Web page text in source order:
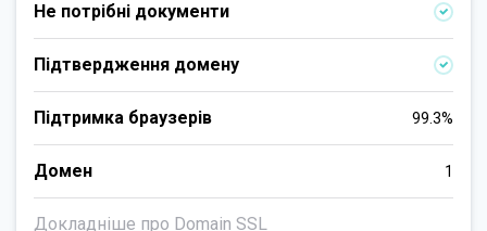
Не потрібні документи
Підтвердження домену
Підтримка браузерів 99.3%
Домен 1
Докладніше про Domain SSL